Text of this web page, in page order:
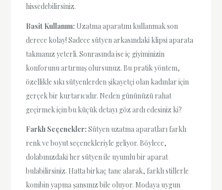
hissedebilirsiniz.
Basit Kullanım: Uzatma aparatını kullanmak son
derece kolay! Sadece sütyen arkasındaki klipsi aparata
takmanız yeterli. Sonrasında ise iç giyiminizin
konforunu artırmış olursunuz. Bu pratik yöntem,
özellikle sıkı sütyenlerden şikayetçi olan kadınlar için
gerçek bir kurtarıcıdır. Neden gününüzü rahat
geçirmek için bu küçük detayı göz ardı edesiniz ki?
Farklı Seçenekler: Sütyen uzatma aparatları farklı
renk ve boyut seçenekleriyle geliyor. Böylece,
dolabınızdaki her sütyen ile uyumlu bir aparat
bulabilirsiniz. Hatta birkaç tane alarak, farklı stillerle
kombin yapma şansınız bile oluyor. Modaya uygun